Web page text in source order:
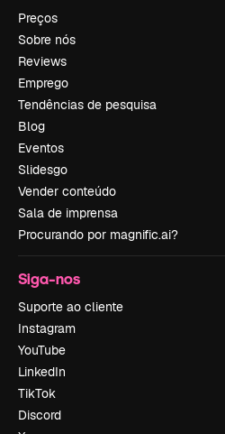
Preços
Sobre nós
Reviews
Emprego
Tendências de pesquisa
Blog
Eventos
Slidesgo
Vender conteúdo
Sala de imprensa
Procurando por magnific.ai?
Siga-nos
Suporte ao cliente
Instagram
YouTube
LinkedIn
TikTok
Discord